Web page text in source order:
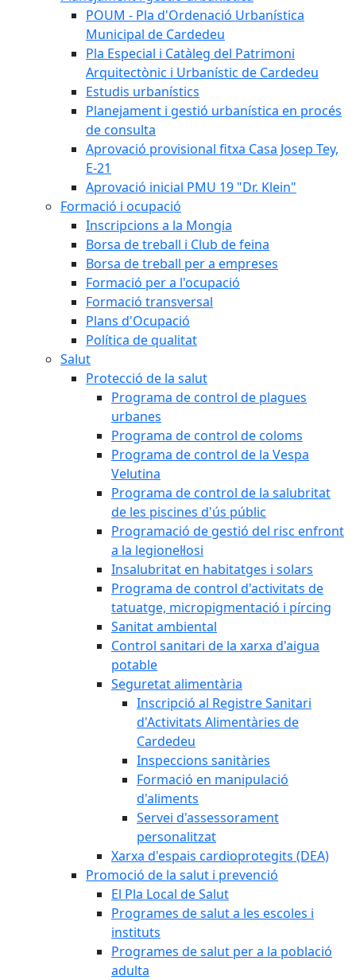
POUM - Pla d'Ordenació Urbanística
Municipal de Cardedeu
Pla Especial i Catàleg del Patrimoni
Arquitectònic i Urbanístic de Cardedeu
Estudis urbanístics
Planejament i gestió urbanística en procés
de consulta
Aprovació provisional fitxa Casa Josep Tey,
E-21
Aprovació inicial PMU 19 "Dr. Klein"
Formació i ocupació
Inscripcions a la Mongia
Borsa de treball i Club de feina
Borsa de treball per a empreses
Formació per a l'ocupació
Formació transversal
Plans d'Ocupació
Política de qualitat
Salut
Protecció de la salut
Programa de control de plagues
urbanes
Programa de control de coloms
Programa de control de la Vespa
Velutina
Programa de control de la salubritat
de les piscines d'ús públic
Programació de gestió del risc enfront
a la legionel·losi
Insalubritat en habitatges i solars
Programa de control d'activitats de
tatuatge, micropigmentació i pírcing
Sanitat ambiental
Control sanitari de la xarxa d'aigua
potable
Seguretat alimentària
Inscripció al Registre Sanitari
d'Activitats Alimentàries de
Cardedeu
Inspeccions sanitàries
Formació en manipulació
d'aliments
Servei d'assessorament
personalitzat
Xarxa d'espais cardioprotegits (DEA)
Promoció de la salut i prevenció
El Pla Local de Salut
Programes de salut a les escoles i
instituts
Programes de salut per a la població
adulta